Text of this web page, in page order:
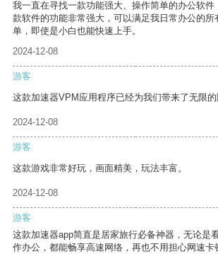
我一直在寻找一款功能强大、操作简单的办公软件
款软件的功能非常强大，可以满足我日常办公的所
单，即使是小白也能快速上手。
2024-12-08
游客
这款加速器VPM应用程序已经为我们带来了无限的
2024-12-08
游客
这款游戏非常好玩，画面精美，玩法丰富。
2024-12-08
游客
这款加速器app简直是居家旅行必备神器，无论是
作办公，都能畅享高速网络，再也不用担心网速卡